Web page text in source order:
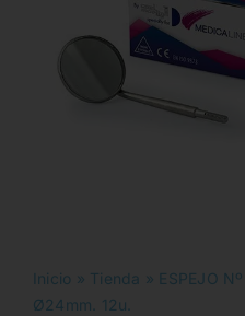
Inicio » Tienda » ESPEJO
Ø24mm. 12u.